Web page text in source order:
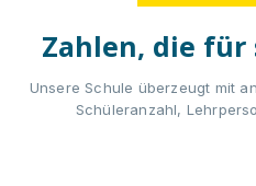
Zahlen, die für
Unsere Schule überzeugt mit
Schüleranzahl,